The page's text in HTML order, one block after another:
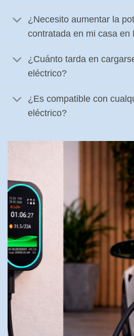
¿Necesito aumentar la
contratada en mi casa en
¿Cuánto tarda en
eléctrico?
¿Es compatible con
eléctrico?